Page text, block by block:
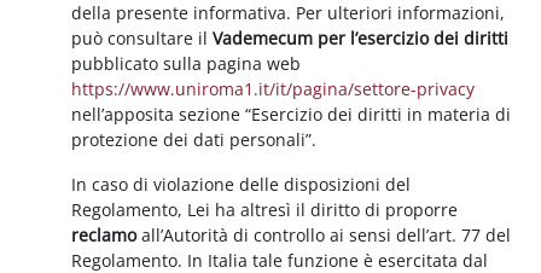
della presente informativa. Per ulteriori informazioni,
può consultare ilVademecum per l’esercizio dei diritti
pubblicato sulla pagina web
https://www.uniroma1.it/it/pagina/settore-privacy
nell’apposita sezione “Esercizio dei diritti in materia di
protezione dei dati personali”.
In caso di violazione delle disposizioni del
Regolamento, Lei ha altresì il diritto di proporre
reclamoall’Autorità di controllo ai sensi dell’art. 77 del
Regolamento. In Italia tale funzione è esercitata dal